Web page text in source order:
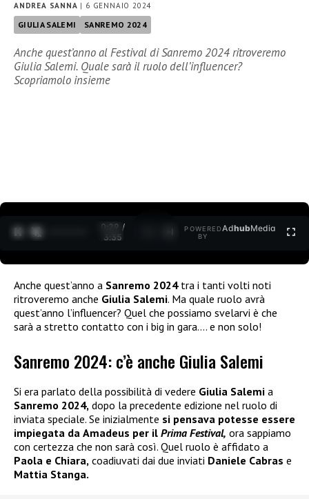
ANDREA SANNA | 6 GENNAIO 2024
GIULIA SALEMI SANREMO 2024
Anche quest’anno al Festival di Sanremo 2024 ritroveremo
Giulia Salemi. Quale sarà il ruolo dell’influencer?
Scopriamolo insieme
0:30 /
3:35
POWERED
BY
AdhubMedia
Anche quest’anno a Sanremo 2024tra i tanti volti noti
ritroveremo anche Giulia Salemi. Ma quale ruolo avrà
quest’anno l’influencer? Quel che possiamo svelarvi è che
sarà a stretto contatto con i big in gara…. e non solo!
Sanremo 2024: c’è anche Giulia Salemi
Si era parlato della possibilità di vedere Giulia Salemi a
Sanremo 2024, dopo la precedente edizione nel ruolo di
inviata speciale. Se inizialmente si pensava potesse essere
impiegata da Amadeus per il Prima Festival, ora sappiamo
con certezza che non sarà così. Quel ruolo è affidato a
Paola e Chiara, coadiuvati dai due inviati Daniele Cabras e
Mattia Stanga.